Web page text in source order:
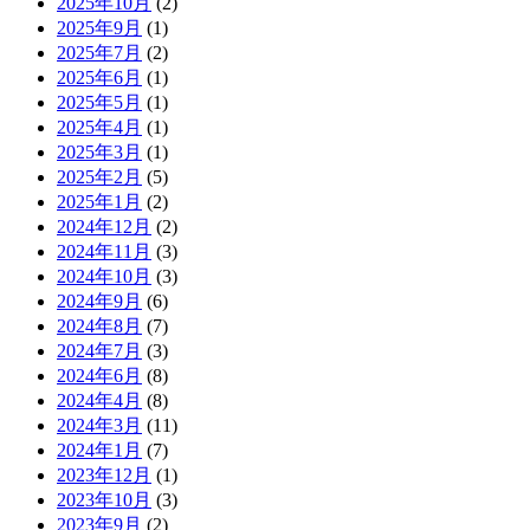
2025年9月 (1)
2025年7月 (2)
2025年6月 (1)
2025年5月 (1)
2025年4月 (1)
2025年3月 (1)
2025年2月 (5)
2025年1月 (2)
2024年12月 (2)
2024年11月 (3)
2024年10月 (3)
2024年9月 (6)
2024年8月 (7)
2024年7月 (3)
2024年6月 (8)
2024年4月 (8)
2024年3月 (11)
2024年1月 (7)
2023年12月 (1)
2023年10月 (3)
2023年9月 (2)